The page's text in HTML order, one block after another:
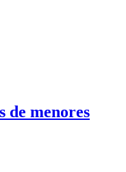
de menores